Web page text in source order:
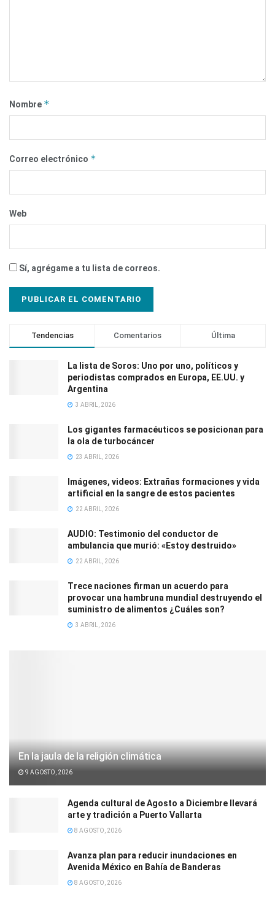
Nombre *
Correo electrónico *
Web
Sí, agrégame a tu lista de correos.
Tendencias Comentarios Última
La lista de Soros: Uno por uno, políticos y
periodistas comprados en Europa, EE.UU. y
Argentina
3 ABRIL, 2026
Los gigantes farmacéuticos se posicionan para
la ola de turbocáncer
23 ABRIL, 2026
Imágenes, videos: Extrañas formaciones y vida
artificial en la sangre de estos pacientes
22 ABRIL, 2026
AUDIO: Testimonio del conductor de
ambulancia que murió: «Estoy destruido»
22 ABRIL, 2026
Trece naciones firman un acuerdo para
provocar una hambruna mundial destruyendo el
suministro de alimentos ¿Cuáles son?
3 ABRIL, 2026
En la jaula de la religión climática
9 AGOSTO, 2026
Agenda cultural de Agosto a Diciembre llevará
arte y tradición a Puerto Vallarta
8 AGOSTO, 2026
Avanza plan para reducir inundaciones en
Avenida México en Bahía de Banderas
8 AGOSTO, 2026